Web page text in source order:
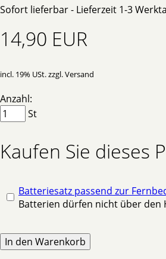
Sofort lieferbar - Lieferzeit 1-3
14,90 EUR
incl. 19% USt. zzgl. Versand
Anzahl:
St
Kaufen Sie dieses
Batteriesatz passend zur
Batterien dürfen nicht über den
In den Warenkorb